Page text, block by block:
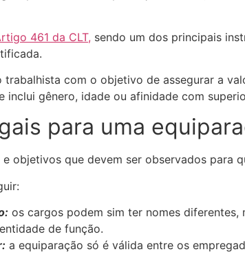
461 da CLT, sendo um dos principais
com o objetivo de assegurar a
inclui gênero, idade ou afinidade com
para uma
objetivos que devem ser observados para
os cargos podem sim ter nomes
de função.
a equiparação só é válida entre os